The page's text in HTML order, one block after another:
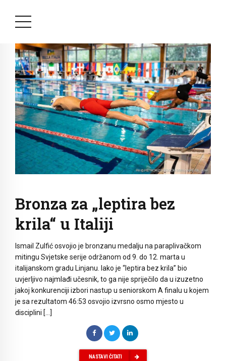
Bronza za „leptira bez
krila“ u Italiji
Ismail Zulfić osvojio je bronzanu medalju na paraplivačkom
mitingu Svjetske serije održanom od 9. do 12. marta u
italijanskom gradu Linjanu. Iako je “leptira bez krila” bio
uvjerljivo najmlađi učesnik, to ga nije spriječilo da u izuzetno
jakoj konkurenciji izbori nastup u seniorskom A finalu u kojem
je sa rezultatom 46:53 osvojio izvrsno osmo mjesto u
disciplini […]
NASTAVI ČITATI